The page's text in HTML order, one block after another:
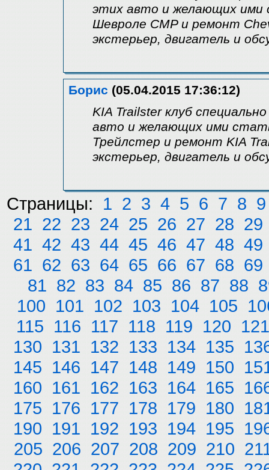
этих авто и желающих ими
Шевроле CMP и ремонт
экстерьер, двигатель и
Борис (05.04.2015 17:36:12)
KIA Trailster клуб
авто и желающих ими
Трейлстер и ремонт KIA
экстерьер, двигатель и
Страницы: 1 2 3 4 5 6 7 8 9
21 22 23 24 25 26 27 28 29
41 42 43 44 45 46 47 48 49
61 62 63 64 65 66 67 68 69
81 82 83 84 85 86 87 88
100 101 102 103 104 105
115 116 117 118 119 120 121
130 131 132 133 134 135
145 146 147 148 149 150
160 161 162 163 164 165
175 176 177 178 179 180
190 191 192 193 194 195
205 206 207 208 209 210